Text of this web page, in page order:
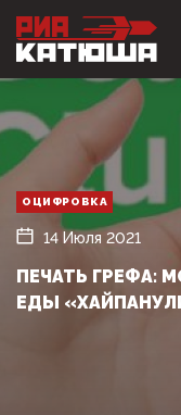
ОЦИФРОВКА
14 Июля 2021
ПЕЧАТЬ ГРЕФА:
ЕДЫ